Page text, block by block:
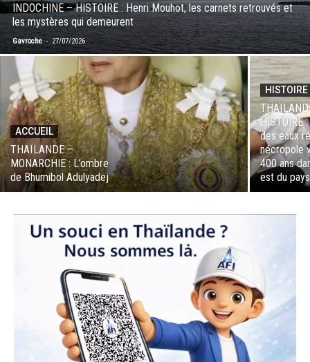
INDOCHINE – HISTOIRE : Henri Mouhot, les carnets retrouvés et
les mystères qui demeurent
Gavroche - 27/07/2026
ACCUEIL
THAÏLANDE –
MONARCHIE : L’ombre
de Bhumibol Adulyadej
HISTOIRE
des eaux
nécropole
400 ans
est du pays